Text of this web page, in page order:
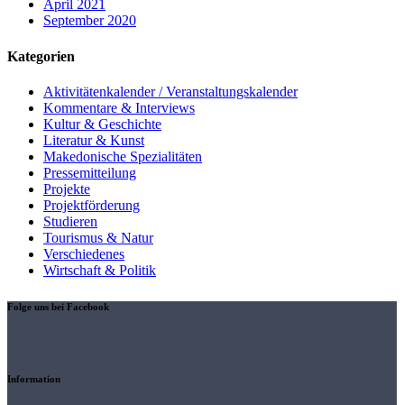
April 2021
September 2020
Kategorien
Aktivitätenkalender / Veranstaltungskalender
Kommentare & Interviews
Kultur & Geschichte
Literatur & Kunst
Makedonische Spezialitäten
Pressemitteilung
Projekte
Projektförderung
Studieren
Tourismus & Natur
Verschiedenes
Wirtschaft & Politik
Folge uns bei Facebook
Information